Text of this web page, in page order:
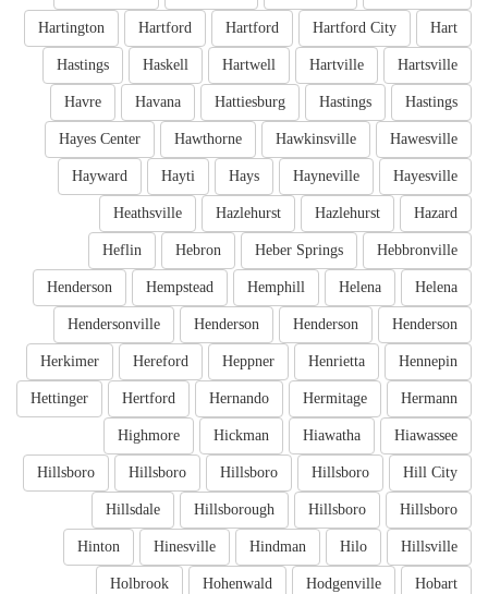
Hart
Hartford City
Hartford
Hartford
Hartington
Hartsville
Hartville
Hartwell
Haskell
Hastings
Hastings
Hastings
Hattiesburg
Havana
Havre
Hawesville
Hawkinsville
Hawthorne
Hayes Center
Hayesville
Hayneville
Hays
Hayti
Hayward
Hazard
Hazlehurst
Hazlehurst
Heathsville
Hebbronville
Heber Springs
Hebron
Heflin
Helena
Helena
Hemphill
Hempstead
Henderson
Henderson
Henderson
Henderson
Hendersonville
Hennepin
Henrietta
Heppner
Hereford
Herkimer
Hermann
Hermitage
Hernando
Hertford
Hettinger
Hiawassee
Hiawatha
Hickman
Highmore
Hill City
Hillsboro
Hillsboro
Hillsboro
Hillsboro
Hillsboro
Hillsboro
Hillsborough
Hillsdale
Hillsville
Hilo
Hindman
Hinesville
Hinton
Hobart
Hodgenville
Hohenwald
Holbrook